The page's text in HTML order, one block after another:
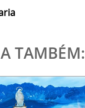
TAMBÉM: